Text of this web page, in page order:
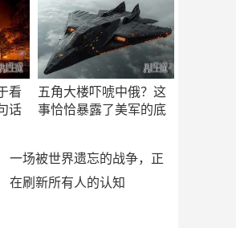
看
话
五角大楼吓唬中俄？这
事恰恰暴露了美军的底
一场被世界遗忘的战争，正
在刷新所有人的认知